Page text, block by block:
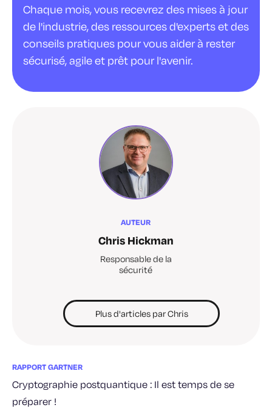
Chaque mois, vous recevrez des mises à jour
de l'industrie, des ressources d'experts et des
conseils pratiques pour vous aider à rester
sécurisé, agile et prêt pour l'avenir.
AUTEUR
Chris Hickman
Responsable de la
sécurité
Plus d'articles par Chris
RAPPORT GARTNER
Cryptographie postquantique : Il est temps de se
préparer !